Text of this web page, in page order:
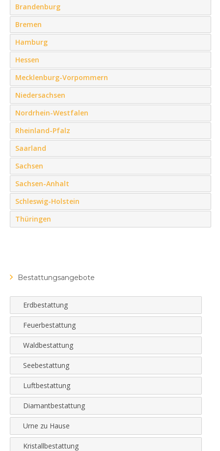
Brandenburg
Bremen
Hamburg
Hessen
Mecklenburg-Vorpommern
Niedersachsen
Nordrhein-Westfalen
Rheinland-Pfalz
Saarland
Sachsen
Sachsen-Anhalt
Schleswig-Holstein
Thüringen
Bestattungsangebote
Erdbestattung
Feuerbestattung
Waldbestattung
Seebestattung
Luftbestattung
Diamantbestattung
Urne zu Hause
Kristallbestattung